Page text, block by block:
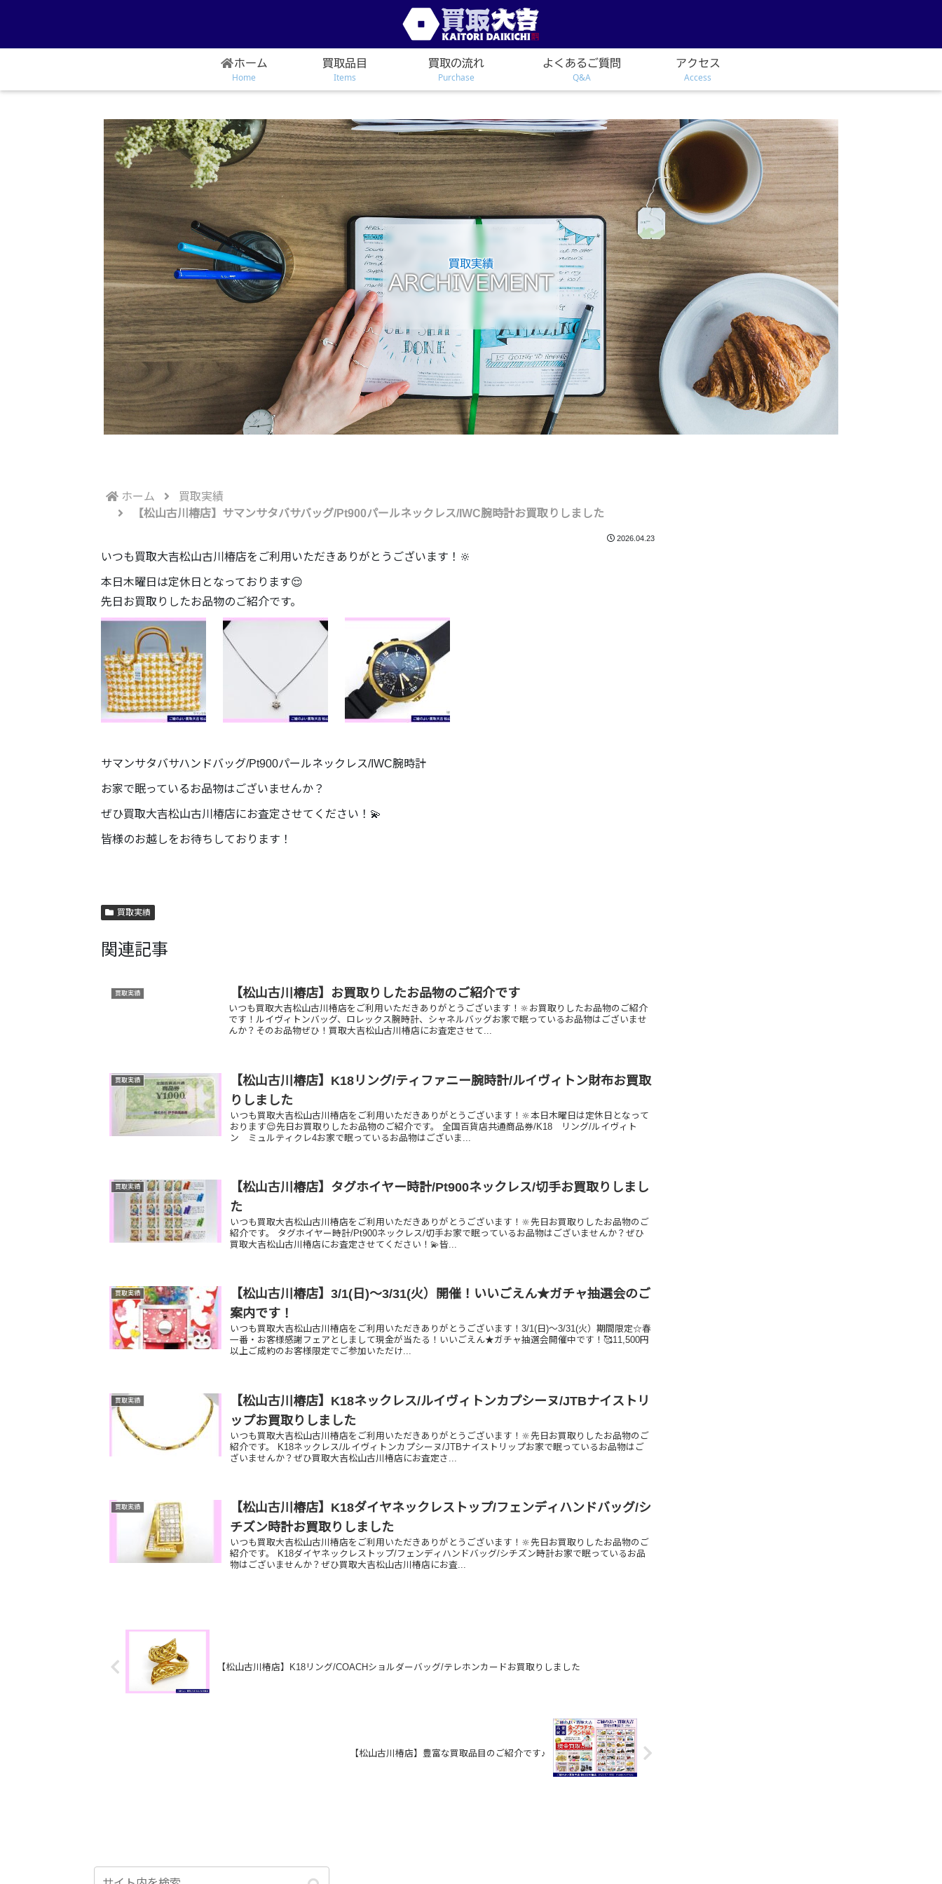
買取実績
ARCHIVEMENT
ホーム
Home
買取品目
Items
買取の流れ
Purchase
よくあるご質問
Q&A
アクセス
Access
ホーム
買取実績
【松山古川椿店】サマンサタバサバッグ/Pt900パールネックレス/IWC腕時計お買取りしました
2026.04.23
いつも買取大吉松山古川椿店をご利用いただきありがとうございます！🔆
本日木曜日は定休日となっております😌
先日お買取りしたお品物のご紹介です。
サマンサタバサハンドバッグ/Pt900パールネックレス/IWC腕時計
お家で眠っているお品物はございませんか？
ぜひ買取大吉松山古川椿店にお査定させてください！💫
皆様のお越しをお待ちしております！
買取実績
関連記事
買取実績 【松山古川椿店】お買取りしたお品物のご紹介です
いつも買取大吉松山古川椿店をご利用いただきありがとうございます！🔆お買取りしたお品物のご紹介
です！ルイヴィトンバッグ、ロレックス腕時計、シャネルバッグお家で眠っているお品物はございませ
んか？そのお品物ぜひ！買取大吉松山古川椿店にお査定させて...
買取実績
【松山古川椿店】K18リング/ティファニー腕時計/ルイヴィトン財布お買取
りしました
いつも買取大吉松山古川椿店をご利用いただきありがとうございます！🔆本日木曜日は定休日となって
おります😌先日お買取りしたお品物のご紹介です。 全国百貨店共通商品券/K18 リング/ルイヴィト
ン ミュルティクレ4お家で眠っているお品物はございま...
買取実績
【松山古川椿店】タグホイヤー時計/Pt900ネックレス/切手お買取りしまし
た
いつも買取大吉松山古川椿店をご利用いただきありがとうございます！🔆先日お買取りしたお品物のご
紹介です。 タグホイヤー時計/Pt900ネックレス/切手お家で眠っているお品物はございませんか？ぜひ
買取大吉松山古川椿店にお査定させてください！💫皆...
買取実績
【松山古川椿店】3/1(日)～3/31(火）開催！いいごえん★ガチャ抽選会のご
案内です！
いつも買取大吉松山古川椿店をご利用いただきありがとうございます！3/1(日)～3/31(火）期間限定☆春
一番・お客様感謝フェアとしまして現金が当たる！いいごえん★ガチャ抽選会開催中です！🥰11,500円
以上ご成約のお客様限定でご参加いただけ...
買取実績
【松山古川椿店】K18ネックレス/ルイヴィトンカプシーヌ/JTBナイストリ
ップお買取りしました
いつも買取大吉松山古川椿店をご利用いただきありがとうございます！🔆先日お買取りしたお品物のご
紹介です。 K18ネックレス/ルイヴィトンカプシーヌ/JTBナイストリップお家で眠っているお品物はご
ざいませんか？ぜひ買取大吉松山古川椿店にお査定さ...
買取実績
【松山古川椿店】K18ダイヤネックレストップ/フェンディハンドバッグ/シ
チズン時計お買取りしました
いつも買取大吉松山古川椿店をご利用いただきありがとうございます！🔆先日お買取りしたお品物のご
紹介です。 K18ダイヤネックレストップ/フェンディハンドバッグ/シチズン時計お家で眠っているお品
物はございませんか？ぜひ買取大吉松山古川椿店にお査...
【松山古川椿店】K18リング/COACHショルダーバッグ/テレホンカードお買取りしました
【松山古川椿店】豊富な買取品目のご紹介です♪